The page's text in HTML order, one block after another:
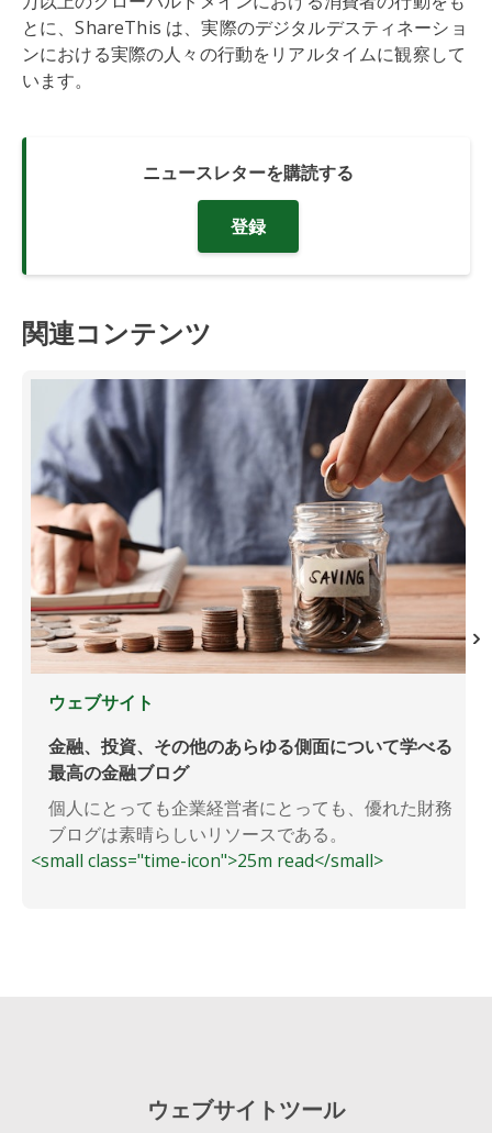
とに、ShareThis は、実際のデジタルデスティネーショ
ンにおける実際の人々の行動をリアルタイムに観察して
います。
ニュースレターを購読する
登録
関連コンテンツ
ウェブサイト
金融、投資、その他のあらゆる側面について学べる
最高の金融ブログ
個人にとっても企業経営者にとっても、優れた財務
ブログは素晴らしいリソースである。
<small class="time-icon">25m read</small>
ウェブサイトツール